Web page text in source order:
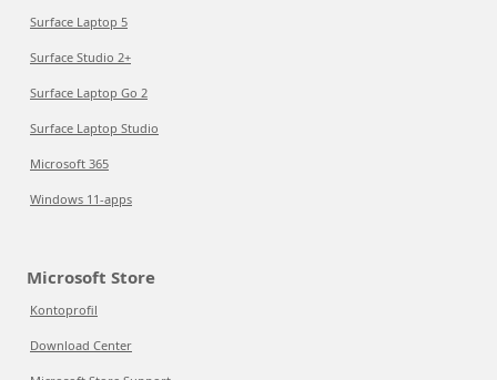
Surface Laptop 5
Surface Studio 2+
Surface Laptop Go 2
Surface Laptop Studio
Microsoft 365
Windows 11-apps
Microsoft Store
Kontoprofil
Download Center